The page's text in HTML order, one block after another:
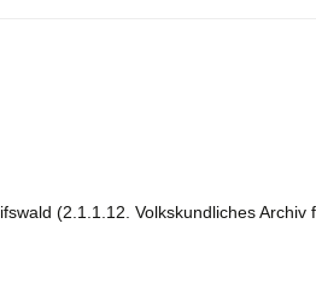
(2.1.1.12. Volkskundliches